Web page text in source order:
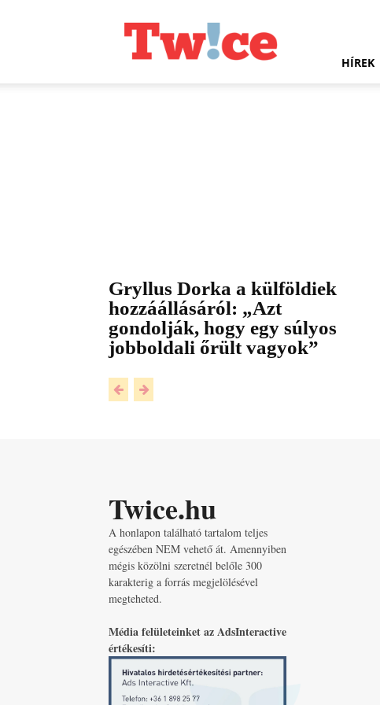
HÍREK
Gryllus Dorka a külföldiek
hozzáállásáról: „Azt
gondolják, hogy egy súlyos
jobboldali őrült vagyok”
Twice.hu
A honlapon található tartalom teljes
egészében NEM vehető át. Amennyiben
mégis közölni szeretnél belőle 300
karakterig a forrás megjelölésével
megteheted.
Média felületeinket az AdsInteractive
értékesíti: